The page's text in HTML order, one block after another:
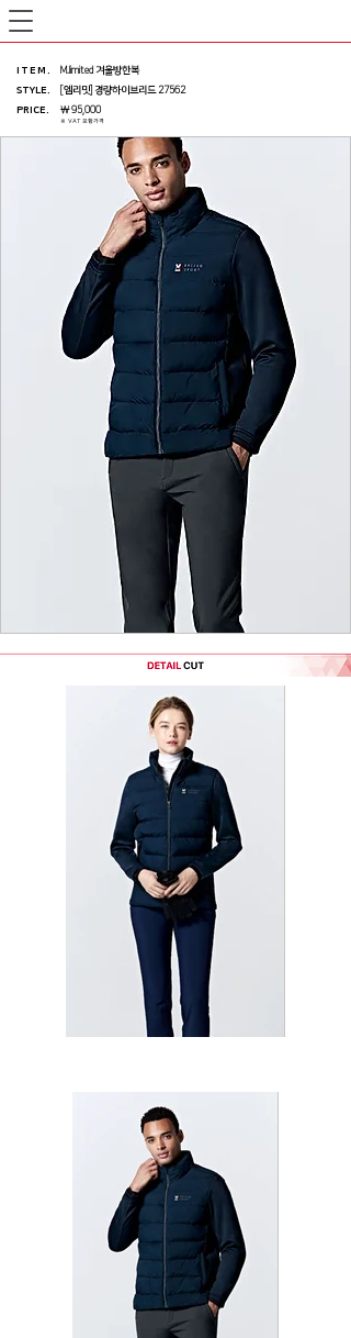
ITEM .
M.limited 겨울방한복
STYLE.
[엠리밋] 경량하이브리드 27562
PRICE.
※ VAT 포함가격
￦ 95,000